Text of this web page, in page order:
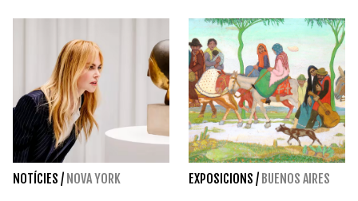
NOTÍCIES / NOVA YORK EXPOSICIONS / BUENOS AIRES